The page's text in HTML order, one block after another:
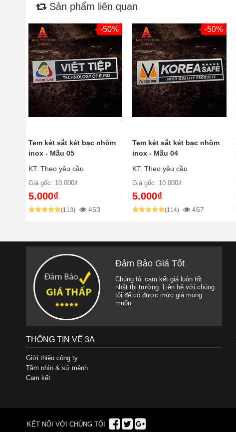
Sản phẩm liên quan
-50%
Tem két sắt két bạc nhôm
inox - Mẫu 05
KT: Theo yêu cầu
Giá gốc: 10.000₫
5.000₫
(113) 453
-50%
Tem két sắt két bạc nhôm
inox - Mẫu 04
KT: Theo yêu cầu
Giá gốc: 10.000₫
5.000₫
(114) 457
Đảm Bảo Giá Tốt
Chúng tôi cam kết giá luôn tốt
nhất thị trường. Liên hệ với chúng
tôi để có được mức giá mong
muốn.
THÔNG TIN VỀ 3A
Giới thiệu công ty
Tầm nhìn & sứ mệnh
Cam kết
KẾT NỐI VỚI CHÚNG TÔI